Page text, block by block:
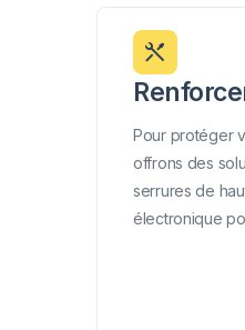
Pour protéger
offrons des
serrures de
électronique